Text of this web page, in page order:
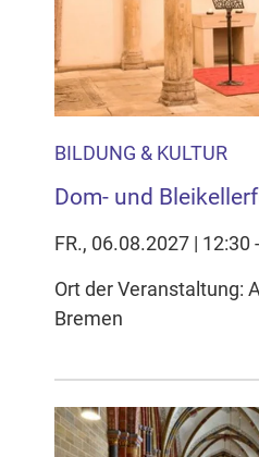
BILDUNG & KULTUR
Dom- und
FR., 06.08.2027 | 12:30
Ort der Veranstaltung:
Bremen